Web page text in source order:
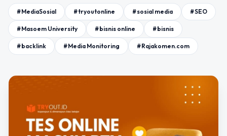
#MediaSosial #tryoutonline #sosial media #SEO
#Masoem University #bisnis online #bisnis
#backlink #Media Monitoring #Rajakomen.com